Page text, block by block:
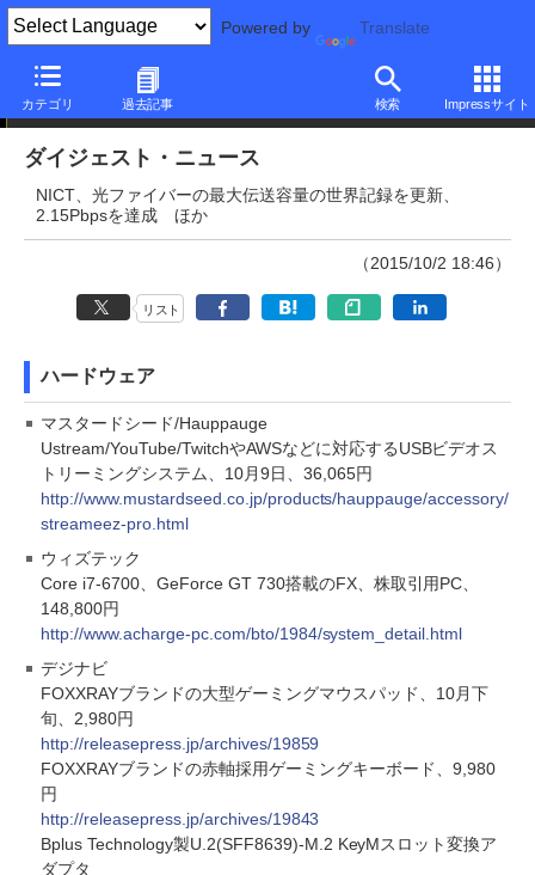
Powered by Translate
カテゴリ 過去記事 検索 Impressサイト
ダイジェストニュース
ダイジェスト・ニュース
NICT、光ファイバーの最大伝送容量の世界記録を更新、
2.15Pbpsを達成 ほか
（2015/10/2 18:46）
リスト
ハードウェア
マスタードシード/Hauppauge
Ustream/YouTube/TwitchやAWSなどに対応するUSBビデオス
トリーミングシステム、10月9日、36,065円
http://www.mustardseed.co.jp/products/hauppauge/accessory/
streameez-pro.html
ウィズテック
Core i7-6700、GeForce GT 730搭載のFX、株取引用PC、
148,800円
http://www.acharge-pc.com/bto/1984/system_detail.html
デジナビ
FOXXRAYブランドの大型ゲーミングマウスパッド、10月下
旬、2,980円
http://releasepress.jp/archives/19859
FOXXRAYブランドの赤軸採用ゲーミングキーボード、9,980
円
http://releasepress.jp/archives/19843
Bplus Technology製U.2(SFF8639)-M.2 KeyMスロット変換ア
ダプタ